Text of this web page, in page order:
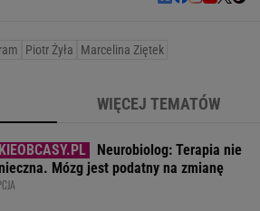
Piotr Żyła Marcelina Ziętek
WIĘCEJ TEMATÓW
Neurobiolog: Terapia nie
Mózg jest podatny na zmianę